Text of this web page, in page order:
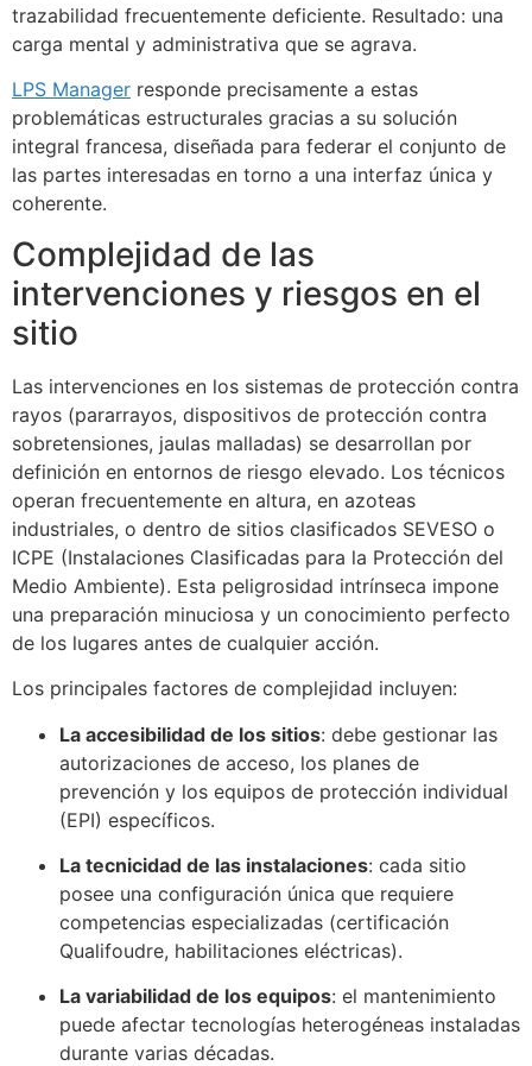
trazabilidad frecuentemente deficiente. Resultado: una
carga mental y administrativa que se agrava.
LPS Manager responde precisamente a estas
problemáticas estructurales gracias a su solución
integral francesa, diseñada para federar el conjunto de
las partes interesadas en torno a una interfaz única y
coherente.
Complejidad de las
intervenciones y riesgos en el
sitio
Las intervenciones en los sistemas de protección contra
rayos (pararrayos, dispositivos de protección contra
sobretensiones, jaulas malladas) se desarrollan por
definición en entornos de riesgo elevado. Los técnicos
operan frecuentemente en altura, en azoteas
industriales, o dentro de sitios clasificados SEVESO o
ICPE (Instalaciones Clasificadas para la Protección del
Medio Ambiente). Esta peligrosidad intrínseca impone
una preparación minuciosa y un conocimiento perfecto
de los lugares antes de cualquier acción.
Los principales factores de complejidad incluyen:
La accesibilidad de los sitios: debe gestionar las
autorizaciones de acceso, los planes de
prevención y los equipos de protección individual
(EPI) específicos.
La tecnicidad de las instalaciones: cada sitio
posee una configuración única que requiere
competencias especializadas (certificación
Qualifoudre, habilitaciones eléctricas).
La variabilidad de los equipos: el mantenimiento
puede afectar tecnologías heterogéneas instaladas
durante varias décadas.